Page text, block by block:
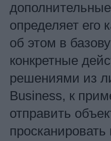
определяет
об этом в
конкретные
решениями из
Business, к
отправить